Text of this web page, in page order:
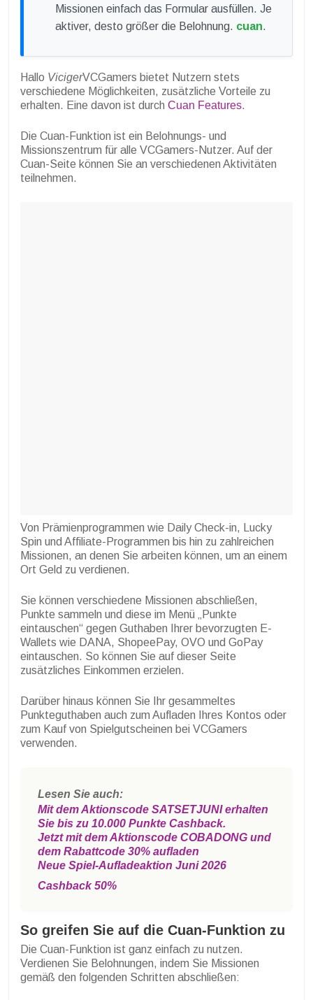
Missionen einfach das Formular ausfüllen. Je
aktiver, desto größer die Belohnung. cuan.
Hallo VicigerVCGamers bietet Nutzern stets
verschiedene Möglichkeiten, zusätzliche Vorteile zu
erhalten. Eine davon ist durch Cuan Features.
Die Cuan-Funktion ist ein Belohnungs- und
Missionszentrum für alle VCGamers-Nutzer. Auf der
Cuan-Seite können Sie an verschiedenen Aktivitäten
teilnehmen.
Von Prämienprogrammen wie Daily Check-in, Lucky
Spin und Affiliate-Programmen bis hin zu zahlreichen
Missionen, an denen Sie arbeiten können, um an einem
Ort Geld zu verdienen.
Sie können verschiedene Missionen abschließen,
Punkte sammeln und diese im Menü „Punkte
eintauschen“ gegen Guthaben Ihrer bevorzugten E-
Wallets wie DANA, ShopeePay, OVO und GoPay
eintauschen. So können Sie auf dieser Seite
zusätzliches Einkommen erzielen.
Darüber hinaus können Sie Ihr gesammeltes
Punkteguthaben auch zum Aufladen Ihres Kontos oder
zum Kauf von Spielgutscheinen bei VCGamers
verwenden.
Lesen Sie auch:
Mit dem Aktionscode SATSETJUNI erhalten
Sie bis zu 10.000 Punkte Cashback.
Jetzt mit dem Aktionscode COBADONG und
dem Rabattcode 30% aufladen
Neue Spiel-Aufladeaktion Juni 2026
Cashback 50%
So greifen Sie auf die Cuan-Funktion zu
Die Cuan-Funktion ist ganz einfach zu nutzen.
Verdienen Sie Belohnungen, indem Sie Missionen
gemäß den folgenden Schritten abschließen: